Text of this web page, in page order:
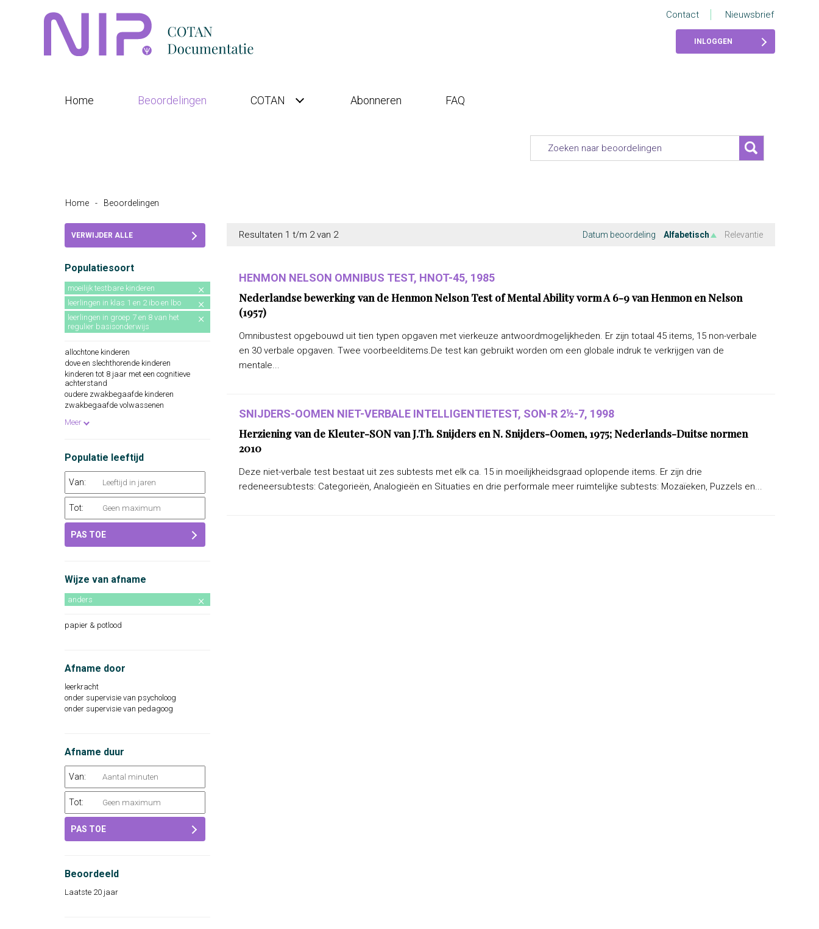
Contact Nieuwsbrief
INLOGGEN
Home Beoordelingen COTAN Abonneren FAQ
Home - Beoordelingen
VERWIJDER ALLE
Populatiesoort
moeilijk testbare kinderen
leerlingen in klas 1 en 2 ibo en lbo
leerlingen in groep 7 en 8 van het
regulier basisonderwijs
allochtone kinderen
dove en slechthorende kinderen
kinderen tot 8 jaar met een cognitieve
achterstand
oudere zwakbegaafde kinderen
zwakbegaafde volwassenen
Meer
Populatie leeftijd
Van:
Tot:
PAS TOE
Wijze van afname
anders
papier & potlood
Afname door
leerkracht
onder supervisie van psycholoog
onder supervisie van pedagoog
Afname duur
Van:
Tot:
PAS TOE
Beoordeeld
Laatste 20 jaar
Resultaten 1 t/m 2 van 2 Datum beoordeling Alfabetisch Relevantie
HENMON NELSON OMNIBUS TEST, HNOT-45, 1985
Nederlandse bewerking van de Henmon Nelson Test of Mental Ability vorm A 6-9 van Henmon en Nelson
(1957)
Omnibustest opgebouwd uit tien typen opgaven met vierkeuze antwoordmogelijkheden. Er zijn totaal 45 items, 15 non-verbale
en 30 verbale opgaven. Twee voorbeelditems.De test kan gebruikt worden om een globale indruk te verkrijgen van de
mentale...
SNIJDERS-OOMEN NIET-VERBALE INTELLIGENTIETEST, SON-R 2½-7, 1998
Herziening van de Kleuter-SON van J.Th. Snijders en N. Snijders-Oomen, 1975; Nederlands-Duitse normen
2010
Deze niet-verbale test bestaat uit zes subtests met elk ca. 15 in moeilijkheidsgraad oplopende items. Er zijn drie
redeneersubtests: Categorieën, Analogieën en Situaties en drie performale meer ruimtelijke subtests: Mozaïeken, Puzzels en...